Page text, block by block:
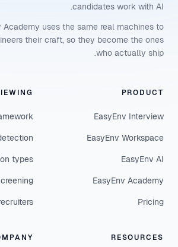
candidates work with AI.
Academy uses the same real machines to
their craft, so they become the ones
who actually ship.
PRODUCT
EasyEnv Interview
EasyEnv Workspace
EasyEnv AI
EasyEnv Academy
Pricing
types
RESOURCES